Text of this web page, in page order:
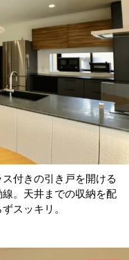
付きの引き戸を開ける
。天井までの収納を配
スッキリ。